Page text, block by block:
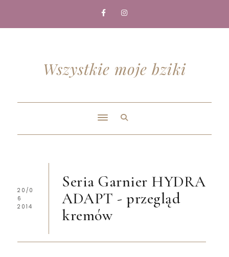
Wszystkie moje bziki
20/0
6
2014
Seria Garnier HYDRA
ADAPT - przegląd
kremów